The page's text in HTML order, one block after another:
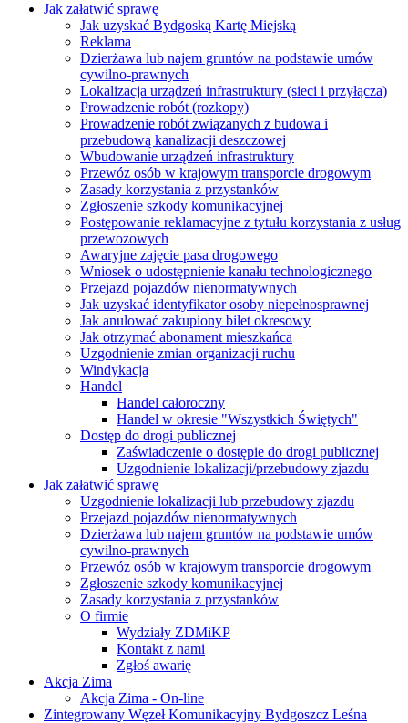
Jak załatwić sprawę
Jak uzyskać Bydgoską Kartę Miejską
Reklama
Dzierżawa lub najem gruntów na podstawie umów
cywilno-prawnych
Lokalizacja urządzeń infrastruktury (sieci i przyłącza)
Prowadzenie robót (rozkopy)
Prowadzenie robót związanych z budowa i
przebudową kanalizacji deszczowej
Wbudowanie urządzeń infrastruktury
Przewóz osób w krajowym transporcie drogowym
Zasady korzystania z przystanków
Zgłoszenie szkody komunikacyjnej
Postępowanie reklamacyjne z tytułu korzystania z usług
przewozowych
Awaryjne zajęcie pasa drogowego
Wniosek o udostępnienie kanału technologicznego
Przejazd pojazdów nienormatywnych
Jak uzyskać identyfikator osoby niepełnosprawnej
Jak anulować zakupiony bilet okresowy
Jak otrzymać abonament mieszkańca
Uzgodnienie zmian organizacji ruchu
Windykacja
Handel
Handel całoroczny
Handel w okresie "Wszystkich Świętych"
Dostęp do drogi publicznej
Zaświadczenie o dostępie do drogi publicznej
Uzgodnienie lokalizacji/przebudowy zjazdu
Jak załatwić sprawę
Uzgodnienie lokalizacji lub przebudowy zjazdu
Przejazd pojazdów nienormatywnych
Dzierżawa lub najem gruntów na podstawie umów
cywilno-prawnych
Przewóz osób w krajowym transporcie drogowym
Zgłoszenie szkody komunikacyjnej
Zasady korzystania z przystanków
O firmie
Wydziały ZDMiKP
Kontakt z nami
Zgłoś awarię
Akcja Zima
Akcja Zima - On-line
Zintegrowany Węzeł Komunikacyjny Bydgoszcz Leśna